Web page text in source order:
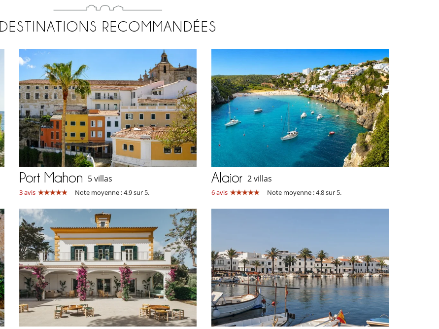
DESTINATIONS RECOMMANDÉES
Port Mahon 5 villas
3 avis Note moyenne : 4.9 sur 5.
Alaior 2 villas
6 avis Note moyenne : 4.8 sur 5.